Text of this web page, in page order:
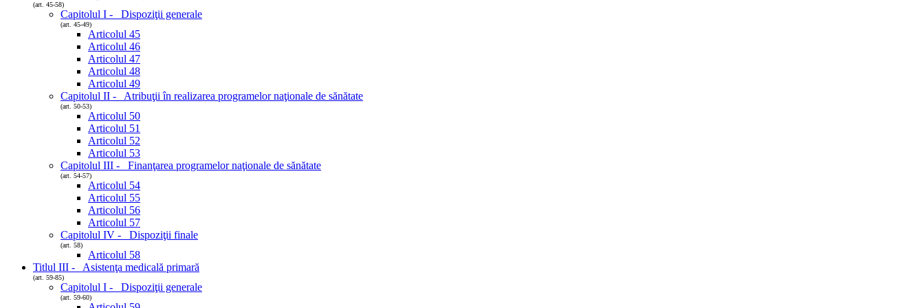
(art. 45-58)
Capitolul I - Dispoziţii generale
(art. 45-49)
Articolul 45
Articolul 46
Articolul 47
Articolul 48
Articolul 49
Capitolul II - Atribuţii în realizarea programelor naţionale de sănătate
(art. 50-53)
Articolul 50
Articolul 51
Articolul 52
Articolul 53
Capitolul III - Finanţarea programelor naţionale de sănătate
(art. 54-57)
Articolul 54
Articolul 55
Articolul 56
Articolul 57
Capitolul IV - Dispoziţii finale
(art. 58)
Articolul 58
Titlul III - Asistenţa medicală primară
(art. 59-85)
Capitolul I - Dispoziţii generale
(art. 59-60)